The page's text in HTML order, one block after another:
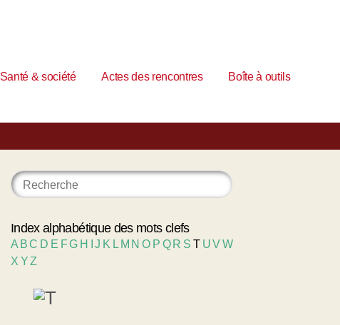
Santé & société Actes des rencontres
Boîte à outils
Index alphabétique des mots clefs
A BC D E FG H IJ K L M NO P Q R S T UVW
X YZ